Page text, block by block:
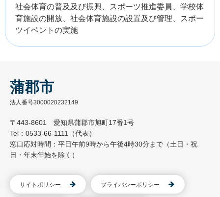
社会体育の普及及び振興、スポーツ推進委員、学校体
育施設の開放、社会体育施設の設置及び管理、スポー
ツイベントの実施
蒲郡市
法人番号3000020232149
〒443-8601 愛知県蒲郡市旭町17番1号
Tel：0533-66-1111（代表）
窓口応対時間：平日午前9時から午後4時30分まで（土日・祝
日・年末年始を除く）
サイトポリシー プライバシーポリシー